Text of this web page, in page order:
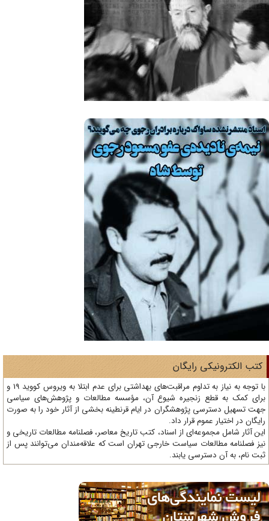
الکترونیکی رایگان
با توجه به نیاز به تداوم مراقبت‌های بهداشتی برای عدم ابتلا به ویروس کووید 19 و
کمک به قطع زنجیره شیوع آن، مؤسسه مطالعات و پژوهش‌های سیاسی
تسهیل دسترسی پژوهشگران در ایام قرنطینه بخشی از آثار خود را به صورت
در اختیار عموم قرار داد.
آثار شامل مجموعه‌ای از اسناد، کتب تاریخ معاصر، فصلنامه‌ مطالعات تاریخی و
فصلنامه مطالعات سیاست خارجی تهران است که علاقه‌مندان می‌توانند پس از
نام، به آن دسترسی یابند.